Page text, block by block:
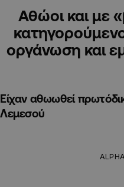
Αθώοι και με
οργάνωση και
Είχαν αθωωθεί
Λεμεσού